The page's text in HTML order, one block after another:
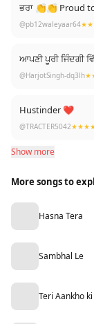
ਭਰਾ 👏👏 Proud
ਗਾਣੇ ਬਣਦੇ.. 💯💪🙏
@pb12waleyaar64
ਆਪਣੀ ਪੂਰੀ ਜਿੰਦਗੀ
@HarjotSingh-dq3lh
Hustinder ❤
@TRACTER5042
Show more
More songs to
Hasna Tera
Sambhal Le
Teri Aankho